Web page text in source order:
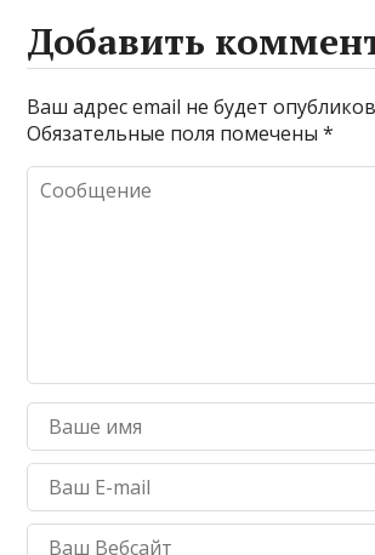
Добавить
Ваш адрес email не будет
Обязательные поля помечены*